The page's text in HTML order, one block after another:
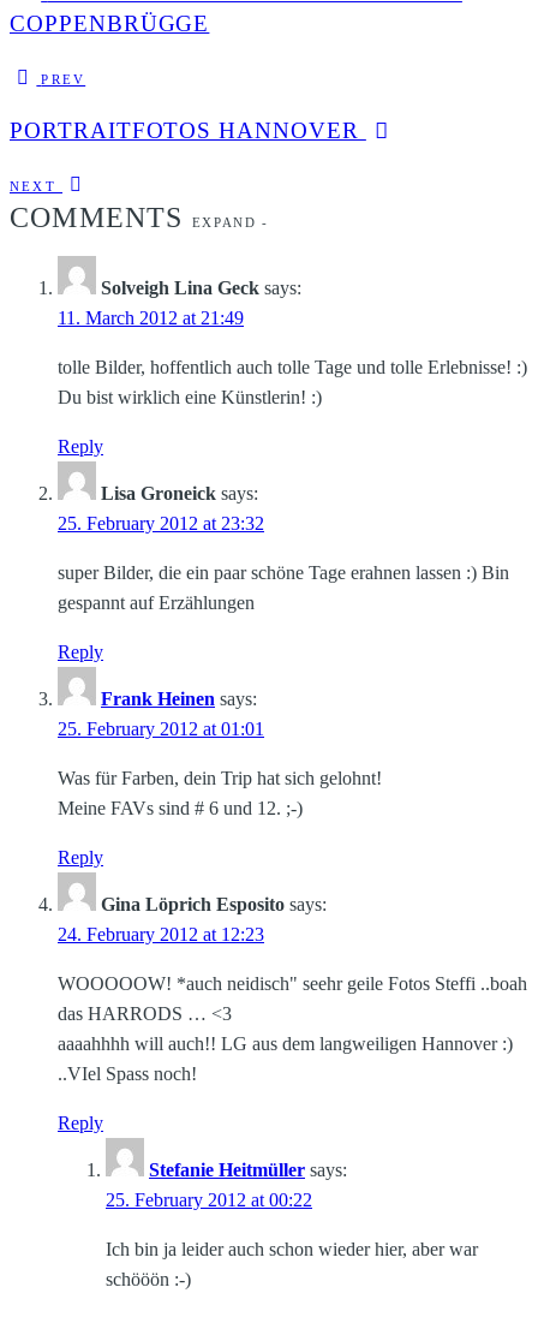
COPPENBRÜGGE
PREV
PORTRAITFOTOS HANNOVER
NEXT
COMMENTS EXPAND -
Solveigh Lina Geck says:
11. March 2012 at 21:49
tolle Bilder, hoffentlich auch tolle Tage und tolle Erlebnisse! :)
Du bist wirklich eine Künstlerin! :)
Reply
Lisa Groneick says:
25. February 2012 at 23:32
super Bilder, die ein paar schöne Tage erahnen lassen :) Bin
gespannt auf Erzählungen
Reply
Frank Heinen says:
25. February 2012 at 01:01
Was für Farben, dein Trip hat sich gelohnt!
Meine FAVs sind # 6 und 12. ;-)
Reply
Gina Löprich Esposito says:
24. February 2012 at 12:23
WOOOOOW! *auch neidisch" seehr geile Fotos Steffi ..boah
das HARRODS … <3
aaaahhhh will auch!! LG aus dem langweiligen Hannover :)
..VIel Spass noch!
Reply
Stefanie Heitmüller says:
25. February 2012 at 00:22
Ich bin ja leider auch schon wieder hier, aber war
schööön :-)